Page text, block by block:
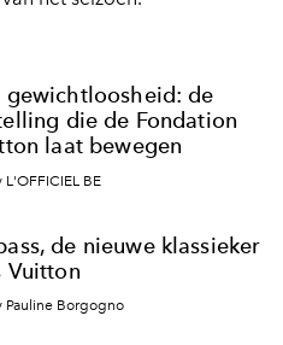
gewichtloosheid: de
die de Fondation
laat bewegen
BE
de nieuwe klassieker
Vuitton
Pauline Borgogno